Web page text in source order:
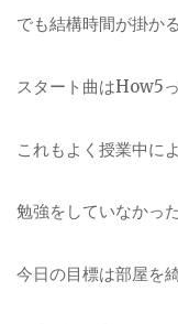
でも結構時間が掛か
スタート曲はHow5
これもよく授業中に
勉強をしていなかっ
今日の目標は部屋を